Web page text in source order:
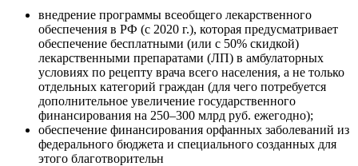
внедрение программы всеобщего лекарственного
обеспечения в РФ (с 2020 г.), которая предусматривает
обеспечение бесплатными (или с 50% скидкой)
лекарственными препаратами (ЛП) в амбулаторных
условиях по рецепту врача всего населения, а не только
отдельных категорий граждан (для чего потребуется
дополнительное увеличение государственного
финансирования на 250–300 млрд руб. ежегодно);
обеспечение финансирования орфанных заболеваний из
федерального бюджета и специального созданных для
этого благотворительн